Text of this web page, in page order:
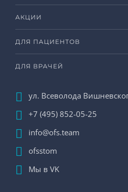
АКЦИИ
ДЛЯ ПАЦИЕНТОВ
ДЛЯ ВРАЧЕЙ
ул. Всеволода
+7 (495) 852-05-25
info@ofs.team
ofsstom
Мы в VK